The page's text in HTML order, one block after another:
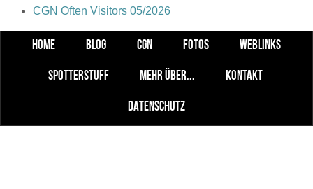
CGN Often Visitors 05/2026
HOME BLOG CGN FOTOS WEBLINKS
SPOTTERSTUFF MEHR ÜBER... KONTAKT
DATENSCHUTZ